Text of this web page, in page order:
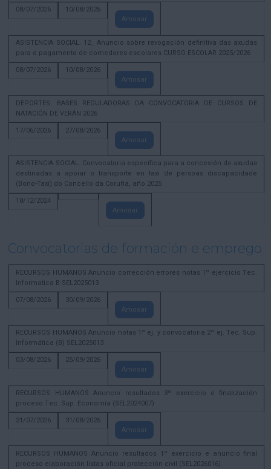
08/07/2026
10/08/2026
Amosar
ASISTENCIA SOCIAL. 12_ Anuncio sobre revogación definitiva das axudas
para o pagamento de comedores escolares CURSO ESCOLAR 2025/2026
08/07/2026
10/08/2026
Amosar
DEPORTES. BASES REGULADORAS DA CONVOCATORIA DE CURSOS DE
NATACIÓN DE VERÁN 2026
17/06/2026
27/08/2026
Amosar
ASISTENCIA SOCIAL. Convocatoria específica para a concesión de axudas
destinadas a apoiar o transporte en taxi de persoas discapacidade
(Bono-Taxi) do Concello da Coruña, año 2025
18/12/2024
Amosar
Convocatorias de formación e emprego
RECURSOS HUMANOS Anuncio corrección errores notas 1º ejercicio Tec.
Informatica B SEL2025013
07/08/2026
30/09/2026
Amosar
RECURSOS HUMANOS Anuncio notas 1º ej. y convocatoria 2º ej. Tec. Sup.
Informática (B) SEL2025013
03/08/2026
25/09/2026
Amosar
RECURSOS HUMANOS Anuncio resultados 3º exercicio e finalización
proceso Tec. Sup. Economía (SEL2024007)
31/07/2026
31/08/2026
Amosar
RECURSOS HUMANOS Anuncio resultados 1º exercicio e anuncio final
proceso elaboración listas oficial protección civil (SEL2026016)